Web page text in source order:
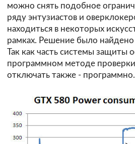
можно снять подобное
ряду энтузиастов и
находиться в некоторых
рамках. Решение было
Так как часть системы защиты
программном методе
отключать также - программно.